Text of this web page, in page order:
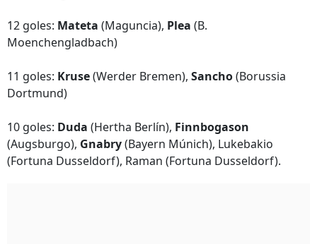
12 goles: Mateta (Maguncia), Plea (B.
Moenchengladbach)
11 goles: Kruse(Werder Bremen), Sancho(Borussia
Dortmund)
10 goles: Duda (Hertha Berlín), Finnbogason
(Augsburgo), Gnabry(Bayern Múnich), Lukebakio
(Fortuna Dusseldorf), Raman (Fortuna Dusseldorf).